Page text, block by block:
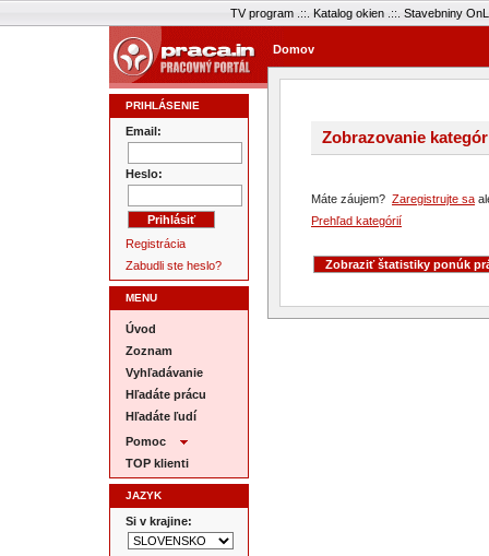
TV program.::. Katalog okien.::. Stavebniny
Domov
PRIHLÁSENIE
Email:
Heslo:
Registrácia
Zabudli ste heslo?
MENU
Úvod
Zoznam
Vyhľadávanie
Hľadáte prácu
Hľadáte ľudí
Pomoc
TOP klienti
JAZYK
Si v krajine:
Zobrazovanie
Máte záujem? Zaregistrujte sa
Prehľad kategórií